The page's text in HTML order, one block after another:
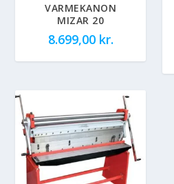
VARMEKANON
MIZAR 20
8.699,00 kr.